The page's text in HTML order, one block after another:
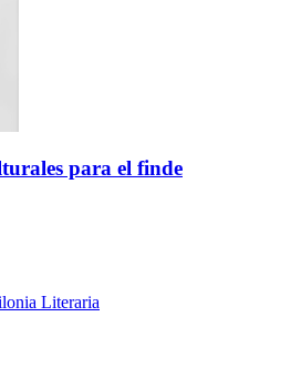
para el finde
Literaria